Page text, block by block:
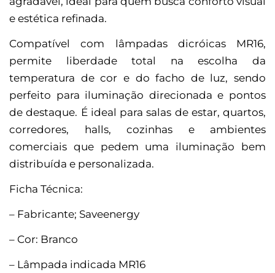
e estética refinada.
Compatível com lâmpadas dicróicas MR16,
permite liberdade total na escolha da
temperatura de cor e do facho de luz, sendo
perfeito para iluminação direcionada e pontos
de destaque. É ideal para salas de estar, quartos,
corredores, halls, cozinhas e ambientes
comerciais que pedem uma iluminação bem
distribuída e personalizada.
Ficha Técnica:
– Fabricante; Saveenergy
– Cor: Branco
– Lâmpada indicada MR16